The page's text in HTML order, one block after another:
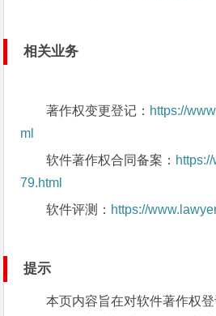
相关业务
著作权变更登记： https://
ml
软件著作权合同备案：
79.html
软件评测： https://
提示
本页内容旨在对软件著作权